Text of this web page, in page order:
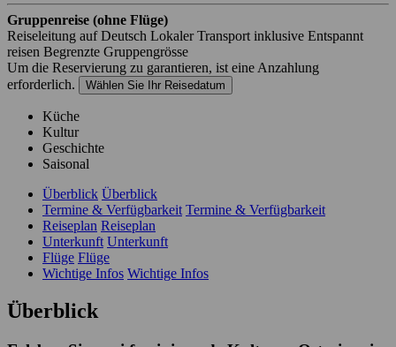
Gruppenreise (ohne Flüge)
Reiseleitung auf Deutsch Lokaler Transport inklusive Entspannt
reisen Begrenzte Gruppengrösse
Um die Reservierung zu garantieren, ist eine Anzahlung
erforderlich.
Wählen Sie Ihr Reisedatum
Küche
Kultur
Geschichte
Saisonal
Überblick Überblick
Termine & Verfügbarkeit Termine & Verfügbarkeit
Reiseplan Reiseplan
Unterkunft Unterkunft
Flüge Flüge
Wichtige Infos Wichtige Infos
Überblick